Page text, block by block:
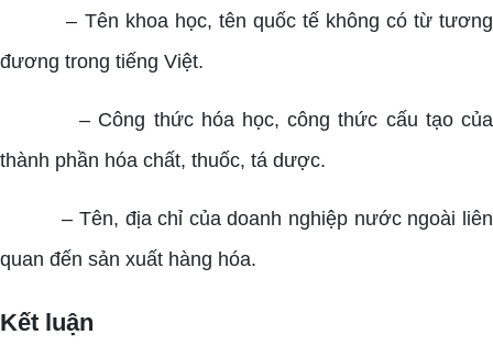
– Tên khoa học, tên quốc tế không có từ tương
đương trong tiếng Việt.
– Công thức hóa học, công thức cấu tạo của
thành phần hóa chất, thuốc, tá dược.
– Tên, địa chỉ của doanh nghiệp nước ngoài liên
quan đến sản xuất hàng hóa.
Kết luận